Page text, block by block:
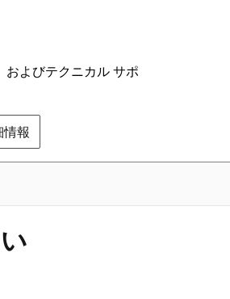
よびテクニカル サポ
報